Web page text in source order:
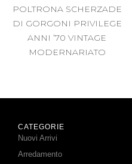
POLTRONA SCHERZADE
DI GORGONI PRIVILEGE
ANNI ’70 VINTAGE
MODERNARIATO
CATEGORIE
Nuovi Arrivi
Arredamento